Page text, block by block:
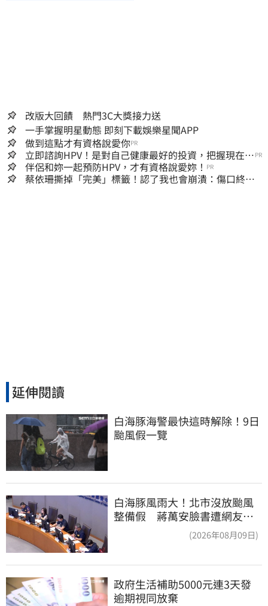
改版大回饋 熱門3C大獎接力送
一手掌握明星動態 即刻下載娛樂星聞APP
做到這點才有資格說愛你PR
立即諮詢HPV！是對自己健康最好的投資，把握現在不
嫌晚！
PR
伴侶和妳一起預防HPV，才有資格說愛妳！ PR
蔡依珊撕掉「完美」標籤！認了我也會崩潰：傷口終究
延伸閱讀
白海豚海警最快這時解除！9日
颱風假一覽
白海豚風雨大！北市沒放颱風
整備假 蔣萬安臉書遭網友灌
(2026年08月09日)
政府生活補助5000元連3天發
逾期視同放棄